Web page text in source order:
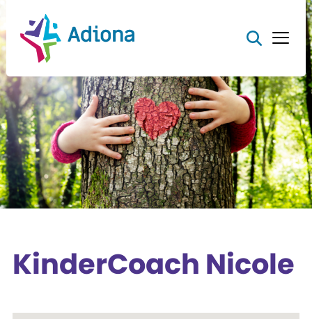
KinderCoach Nicole